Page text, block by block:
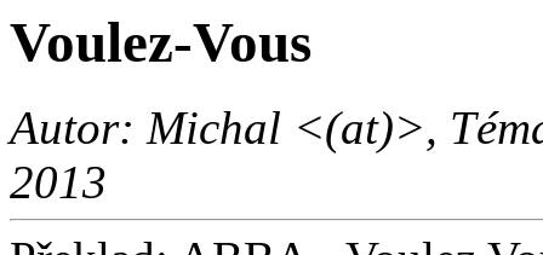
Voulez-Vous
Autor: Michal <(at)>,
2013